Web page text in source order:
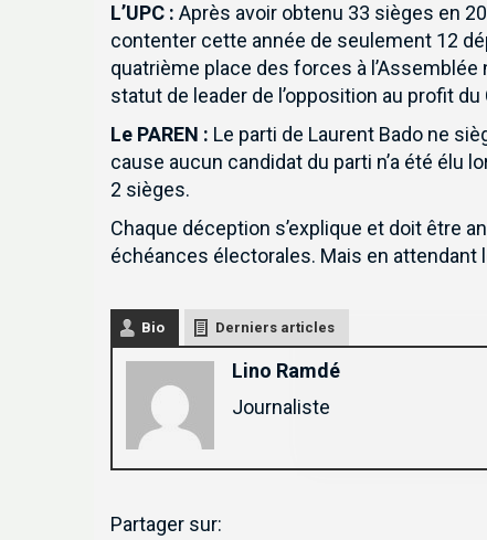
L’UPC : Après avoir obtenu 33 sièges en
contenter cette année de seulement 12
quatrième place des forces à
statut de leader de l’opposition au profit du
Le PAREN : Le parti de Laurent Bado ne
cause aucun candidat du parti n’a été élu
2 sièges.
Chaque déception s’explique et doit être
échéances électorales. Mais en attendant
Bio Derniers articles
Lino Ramdé
Journaliste
Partager sur:
Inscrivez-vous à